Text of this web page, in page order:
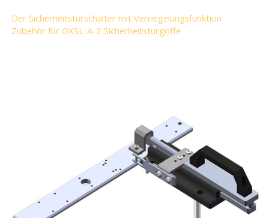
Der Sicherheitstürschalter mit Verriegelungsfunktion
Zubehör für OXSL-A-2 Sicherheitstürgriffe